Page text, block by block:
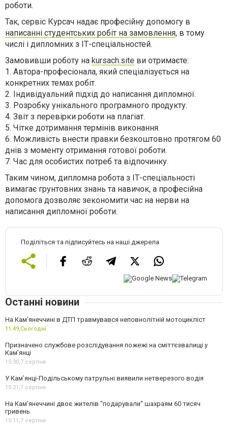
роботи.
Так, сервіс Курсач надає професійну допомогу в
написанні студентських робіт на замовлення, в тому
числі і дипломних з ІТ-спеціальностей.
Замовивши роботу на kursach.site ви отримаєте:
1. Автора-професіонала, який спеціалізується на
конкретних темах робіт.
2. Індивідуальний підхід до написання дипломної.
3. Розробку унікального програмного продукту.
4. Звіт з перевірки роботи на плагіат.
5. Чітке дотримання термінів виконання.
6. Можливість внести правки безкоштовно протягом 60
днів з моменту отримання готової роботи.
7. Час для особистих потреб та відпочинку.
Таким чином, дипломна робота з ІТ-спеціальності
вимагає грунтовних знань та навичок, а професійна
допомога дозволяє зекономити час на нерви на
написання дипломної роботи.
Поділіться та підписуйтесь на наші джерела
Останні новини
На Кам’янеччині в ДТП травмувався неповнолітній мотоцикліст
11:49,Сьогодні
Призначено службове розслідування пожежі на сміттєзвалищі у
Кам’янці
15:30,7 серпня
У Кам’янці-Подільському патрульні виявили нетверезого водія
15:21,7 серпня
На Камʼянеччині двоє жителів "подарували" шахраям 60 тисяч
гривень
15:11,7 серпня